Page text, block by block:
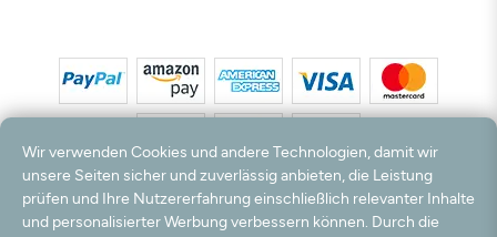
*Alle Preise inkl. MwSt. und zzgl. Versandkosten. **Kostenloser Versand und Rückversand
nur innerhalb Deutschlands und Österreichs.
Wir verwenden Cookies und andere Technologien, damit wir
unsere Seiten sicher und zuverlässig anbieten, die Leistung
prüfen und Ihre Nutzererfahrung einschließlich relevanter Inhalte
und personalisierter Werbung verbessern können. Durch die